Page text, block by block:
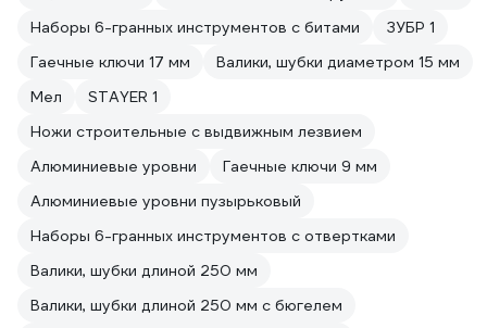
Наборы 6-гранных инструментов с битами
ЗУБР 1
Гаечные ключи 17 мм
Валики, шубки диаметром 15 мм
Мел
STAYER 1
Ножи строительные с выдвижным лезвием
Алюминиевые уровни
Гаечные ключи 9 мм
Алюминиевые уровни пузырьковый
Наборы 6-гранных инструментов с отвертками
Валики, шубки длиной 250 мм
Валики, шубки длиной 250 мм с бюгелем